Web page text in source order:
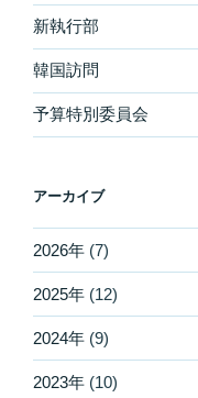
新執行部
韓国訪問
予算特別委員会
アーカイブ
2026年 (7)
2025年 (12)
2024年 (9)
2023年 (10)